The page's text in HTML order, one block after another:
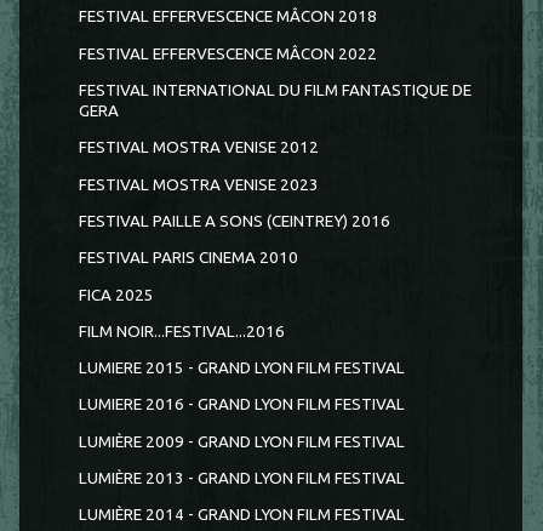
FESTIVAL EFFERVESCENCE MÂCON 2018
FESTIVAL EFFERVESCENCE MÂCON 2022
FESTIVAL INTERNATIONAL DU FILM FANTASTIQUE DE
GERA
FESTIVAL MOSTRA VENISE 2012
FESTIVAL MOSTRA VENISE 2023
FESTIVAL PAILLE A SONS (CEINTREY) 2016
FESTIVAL PARIS CINEMA 2010
FICA 2025
FILM NOIR...FESTIVAL...2016
LUMIERE 2015 - GRAND LYON FILM FESTIVAL
LUMIERE 2016 - GRAND LYON FILM FESTIVAL
LUMIÈRE 2009 - GRAND LYON FILM FESTIVAL
LUMIÈRE 2013 - GRAND LYON FILM FESTIVAL
LUMIÈRE 2014 - GRAND LYON FILM FESTIVAL